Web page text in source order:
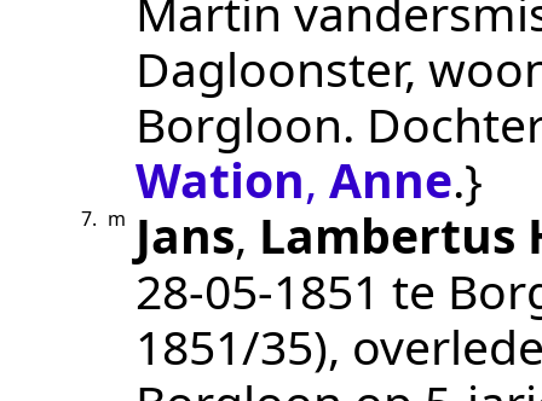
Dagloonster,
Borgloon.
Wation, Anne.}
7. m Jans, Lambertus
28‑05‑1851 te
1851/35),